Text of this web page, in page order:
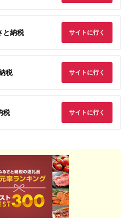
と納税 サイトに行く
税 サイトに行く
税 サイトに行く